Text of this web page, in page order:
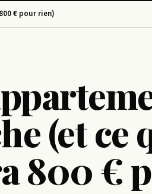
€ pour rien)
(et ce
800 €